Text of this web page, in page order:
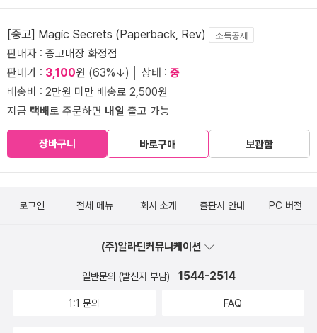
[중고] Magic Secrets (Paperback, Rev) 소득공제
판매자 : 중고매장 화정점
판매가 : 3,100원 (63%↓) │ 상태 : 중
배송비 : 2만원 미만 배송료 2,500원
지금 택배로 주문하면 내일 출고 가능
장바구니 바로구매 보관함
로그인 전체 메뉴 회사 소개 출판사 안내 PC 버전
(주)알라딘커뮤니케이션
일반문의 (발신자 부담) 1544-2514
1:1 문의 FAQ